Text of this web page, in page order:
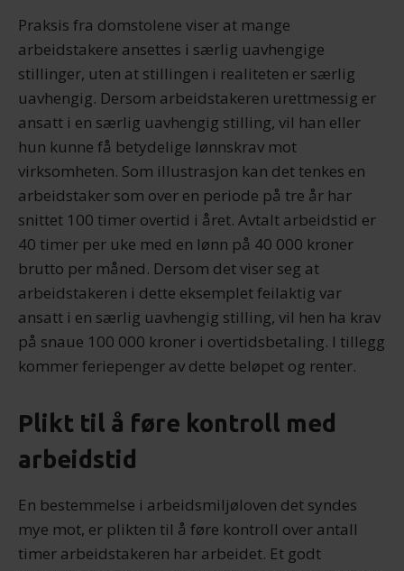
eller som de har samlet inn gjennom din bruk av
tjenestene deres.
Praksis fra domstolene viser at mange
arbeidstakere ansettes i særlig uavhengige
stillinger, uten at stillingen i realiteten er særlig
uavhengig. Dersom arbeidstakeren urettmessig er
ansatt i en særlig uavhengig stilling, vil han eller
hun kunne få betydelige lønnskrav mot
virksomheten. Som illustrasjon kan det tenkes en
arbeidstaker som over en periode på tre år har
snittet 100 timer overtid i året. Avtalt arbeidstid er
40 timer per uke med en lønn på 40 000 kroner
brutto per måned. Dersom det viser seg at
arbeidstakeren i dette eksemplet feilaktig var
ansatt i en særlig uavhengig stilling, vil hen ha krav
på snaue 100 000 kroner i overtidsbetaling. I tillegg
kommer feriepenger av dette beløpet og renter.
Plikt til å føre kontroll med
arbeidstid
En bestemmelse i arbeidsmiljøloven det syndes
mye mot, er plikten til å føre kontroll over antall
timer arbeidstakeren har arbeidet. Et godt